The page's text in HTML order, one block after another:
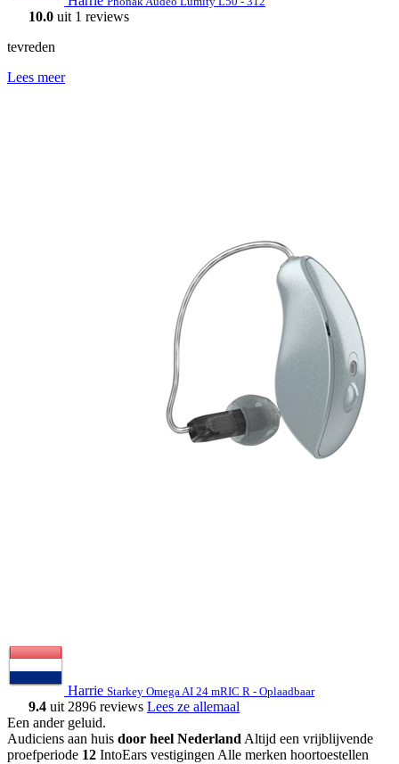
10.0 uit 1 reviews
tevreden
Lees meer
Harrie Starkey Omega AI 24 mRIC R - Oplaadbaar
9.4 uit 2896 reviews Lees ze allemaal
Een ander geluid.
Audiciens aan huis door heel Nederland Altijd een vrijblijvende
proefperiode 12 IntoEars vestigingen Alle merken hoortoestellen